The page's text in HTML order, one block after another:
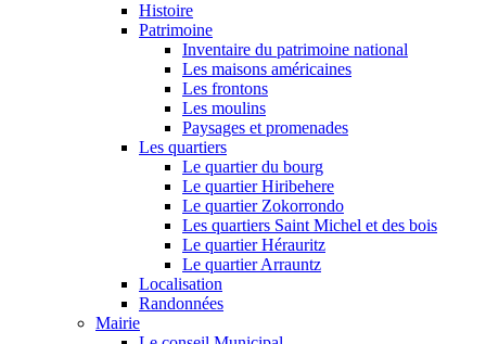
Histoire
Patrimoine
Inventaire du patrimoine national
Les maisons américaines
Les frontons
Les moulins
Paysages et promenades
Les quartiers
Le quartier du bourg
Le quartier Hiribehere
Le quartier Zokorrondo
Les quartiers Saint Michel et des bois
Le quartier Hérauritz
Le quartier Arrauntz
Localisation
Randonnées
Mairie